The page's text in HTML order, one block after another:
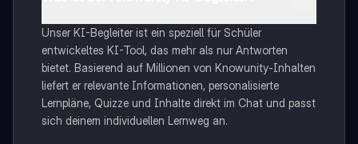
Unser KI-Begleiter ist ein speziell für Schüler
entwickeltes KI-Tool, das mehr als nur Antworten
bietet. Basierend auf Millionen von Knowunity-Inhalten
liefert er relevante Informationen, personalisierte
Lernpläne, Quizze und Inhalte direkt im Chat und passt
sich deinem individuellen Lernweg an.